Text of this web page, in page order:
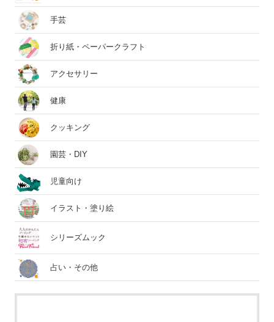
手芸
折り紙・ペーパークラフト
アクセサリー
健康
クッキング
園芸・DIY
児童向け
イラスト・塗り絵
シリーズムック
占い・その他